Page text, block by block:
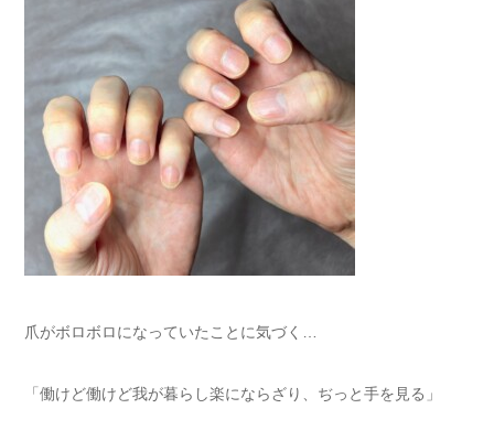
爪がボロボロになっていたことに気づく…
「働けど働けど我が暮らし楽にならざり、ぢっと手を見る」